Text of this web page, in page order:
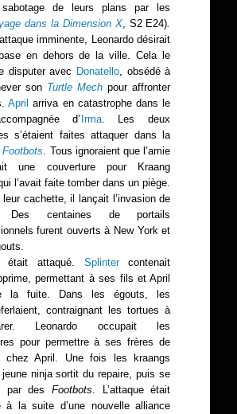
de leurs plans par les
dans la Dimension X, S2 E24)
imminente, Leonardo désirait
en dehors de la ville. Cela le
disputer avec
Donatello , obsédé à
son Turtle Mech pour affronter
April arriva en catastrophe dans le
d’ Irma. Les deux
s’étaient faites attaquer dans la
Footbots . Tous ignoraient que l’amie
une couverture pour Kraang
l’avait faite tomber dans un piège.
leur cachette, il lançait l’invasion de
centaines de portails
furent ouverts à New York et
était attaqué. Splintercontenait
permettant à ses fils et April
la fuite. Dans les égouts, les
contraignant les tortues à
Leonardo occupait les
pour permettre à ses frères de
chez April. Une fois les kraangs
ninja sortit du repaire, puis se
par desFootbots . L’attaque était
à la suite d’une nouvelle alliance